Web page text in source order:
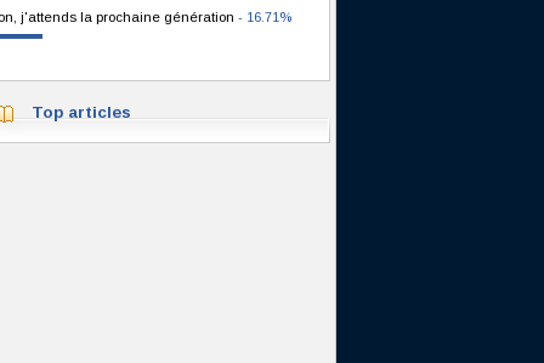
j'attends la prochaine génération - 16.71%
Top articles